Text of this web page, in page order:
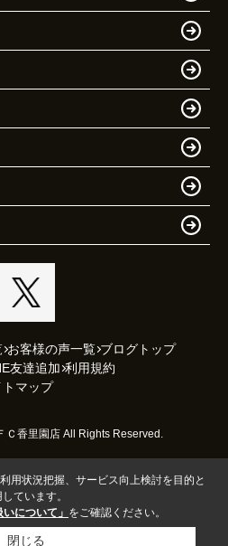
お客様の声一覧 ブログトップ
友達追加 利用規約
トマップ
Ｃ香里園店 All Rights Reserved.
用状況把握、サービス向上検討を目的と
ています。
について」 をご確認ください。
閉じる